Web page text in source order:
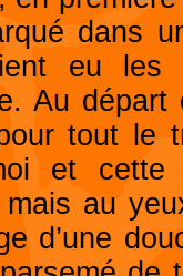
dans
eu les
Au
tout le
et cette
au
d’une